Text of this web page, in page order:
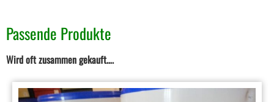
Passende Produkte
Wird oft zusammen gekauft….